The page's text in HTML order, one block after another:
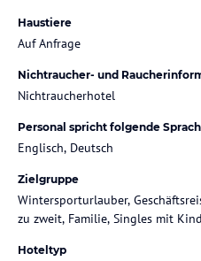
Haustiere
Auf Anfrage
Nichtraucher- und
Nichtraucherhotel
Personal spricht folgende
Englisch, Deutsch
Zielgruppe
Wintersporturlauber,
zu zweit, Familie, Singles mit
Hoteltyp